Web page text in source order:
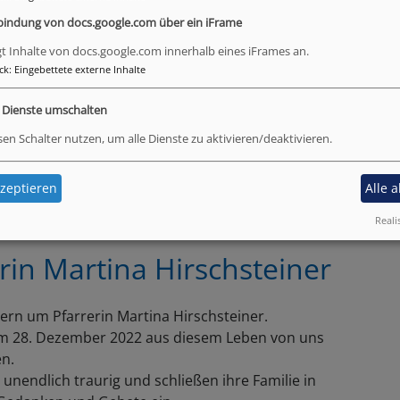
Universität München, der Frage nach, ob wir
sind. Musikalisch begleitet wird er von
mit seiner Band.Eintritt frei!
Weiterlesenüber
Wir
sind
nicht
Martina Hirschsteiner
um Pfarrerin Martina Hirschsteiner.
28. Dezember 2022 aus diesem Leben von uns
traurig und schließen ihre Familie in
von docs.google.com über ein iFrame
Inhalte von docs.google.com innerhalb eines iFrames an.
: Eingebettete externe Inhalte
Dienste umschalten
Schalter nutzen, um alle Dienste zu aktivieren/deaktivieren.
Alle